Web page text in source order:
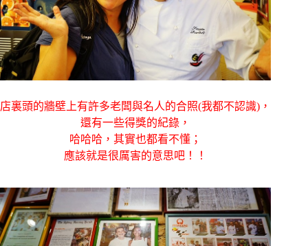
店裏頭的牆壁上有許多老闆與名人的合照(我都不認識)，
還有一些得獎的紀錄，
哈哈哈，其實也都看不懂；
應該就是很厲害的意思吧！！